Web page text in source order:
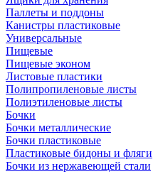
Паллеты и поддоны
Канистры пластиковые
Универсальные
Пищевые
Пищевые эконом
Листовые пластики
Полипропиленовые листы
Полиэтиленовые листы
Бочки
Бочки металлические
Бочки пластиковые
Пластиковые бидоны и фляги
Бочки из нержавеющей стали